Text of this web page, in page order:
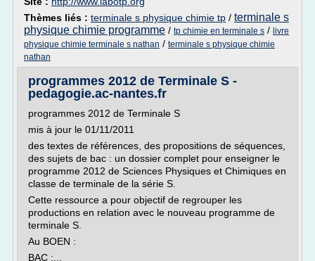
Thèmes liés : terminale s physique chimie tp / terminale s
physique chimie programme / tp chimie en terminale s / livre
physique chimie terminale s nathan / terminale s physique chimie
nathan
programmes 2012 de Terminale S -
pedagogie.ac-nantes.fr
programmes 2012 de Terminale S
mis à jour le 01/11/2011
des textes de références, des propositions de séquences,
des sujets de bac : un dossier complet pour enseigner le
programme 2012 de Sciences Physiques et Chimiques en
classe de terminale de la série S.
Cette ressource a pour objectif de regrouper les
productions en relation avec le nouveau programme de
terminale S.
Au BOEN :
BAC :...